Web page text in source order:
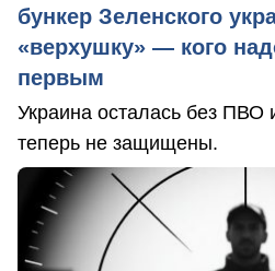
бункер Зеленского
«верхушку» — кого
первым
Украина осталась без ПВО
теперь не защищены.